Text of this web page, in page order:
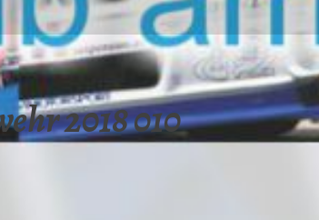
2018 010